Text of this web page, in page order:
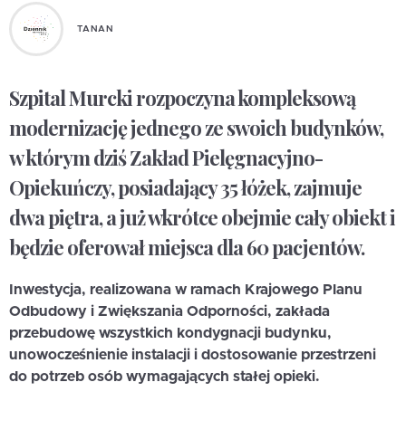
TANAN
Szpital Murcki rozpoczyna kompleksową
modernizację jednego ze swoich budynków,
w którym dziś Zakład Pielęgnacyjno-
Opiekuńczy, posiadający 35 łóżek, zajmuje
dwa piętra, a już wkrótce obejmie cały obiekt i
będzie oferował miejsca dla 60 pacjentów.
Inwestycja, realizowana w ramach Krajowego Planu
Odbudowy i Zwiększania Odporności, zakłada
przebudowę wszystkich kondygnacji budynku,
unowocześnienie instalacji i dostosowanie przestrzeni
do potrzeb osób wymagających stałej opieki.